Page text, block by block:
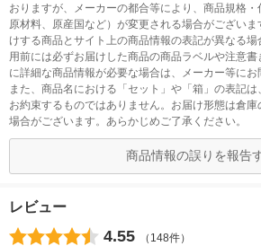
おりますが、メーカーの都合等により、商品規格・
原材料、原産国など）が変更される場合がござい
けする商品とサイト上の商品情報の表記が異なる
用前には必ずお届けした商品の商品ラベルや注意
に詳細な商品情報が必要な場合は、メーカー等にお
また、商品名における「セット」や「箱」の表記
お約束するものではありません。お届け形態は倉
場合がございます。あらかじめご了承ください。
商品情報の誤りを報告
レビュー
4.55 （148件）